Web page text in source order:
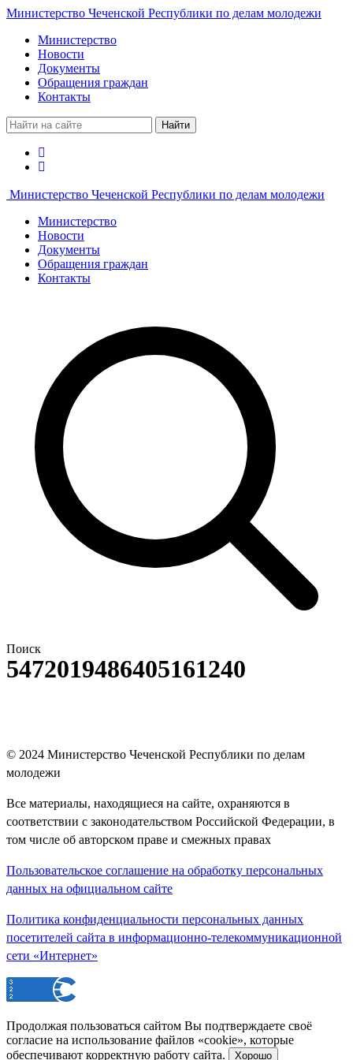
Министерство Чеченской Республики по делам молодежи
Министерство
Новости
Документы
Обращения граждан
Контакты
Найти
Министерство Чеченской Республики по делам молодежи
Министерство
Новости
Документы
Обращения граждан
Контакты
Поиск
5472019486405161240
© 2024 Министерство Чеченской Республики по делам
молодежи
Все материалы, находящиеся на сайте, охраняются в
соответствии с законодательством Российской Федерации, в
том числе об авторском праве и смежных правах
Пользовательское соглашение на обработку персональных
данных на официальном сайте
Политика конфиденциальности персональных данных
посетителей сайта в информационно-телекоммуникационной
сети «Интернет»
Продолжая пользоваться сайтом Вы подтверждаете своё
согласие на использование файлов «cookie», которые
обеспечивают корректную работу сайта.
Хорошо